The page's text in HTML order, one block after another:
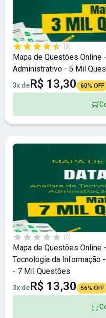
(3)
Mapa de Questões Online
Administrativo - 5 Mil
3x deR$ 13,30 60% OFF
(0)
Mapa de Questões Online
Tecnologia da Informação
- 7 Mil Questões
3x deR$ 13,30 56% OFF